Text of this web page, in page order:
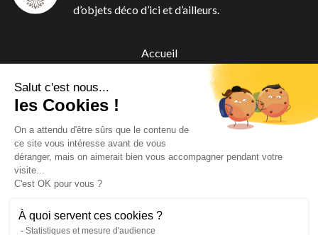
d’objets déco d’ici et d’ailleurs.
Accueil
Contact
CGV
Salut c'est nous...
les Cookies !
On a attendu d'être sûrs que le contenu de
ce site vous intéresse avant de vous
déranger, mais on aimerait bien vous accompagner pendant votre
visite...
C'est OK pour vous ?
À quoi servent ces cookies ?
Statistiques et mesure d'audience